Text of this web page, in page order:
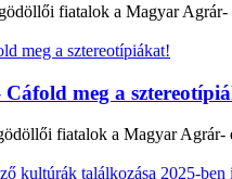
fiatalok a Magyar
Cáfold meg a
fiatalok a Magyar